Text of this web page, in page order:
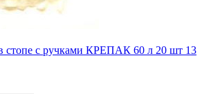
стопе с ручками КРЕПАК 60 л 20 шт 13